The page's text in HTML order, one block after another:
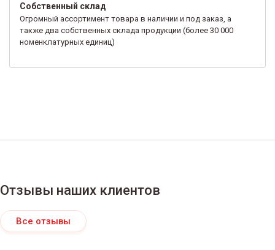
Собственный склад
Огромный ассортимент товара в наличии и под заказ, а
также два собственных склада продукции (более 30 000
номенклатурных единиц)
Отзывы наших клиентов
Все отзывы